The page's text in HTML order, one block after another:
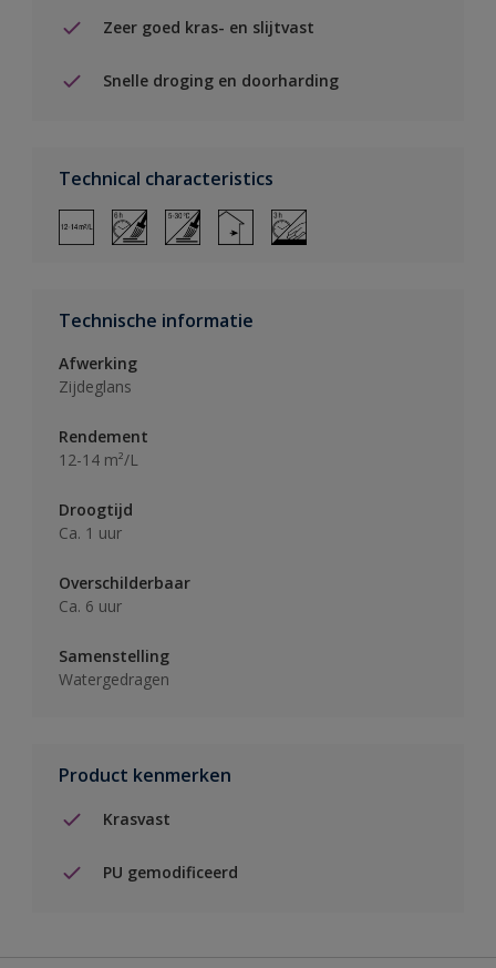
Zeer goed kras- en slijtvast
Snelle droging en doorharding
Technical characteristics
Technische informatie
Afwerking
Zijdeglans
Rendement
12-14 m²/L
Droogtijd
Ca. 1 uur
Overschilderbaar
Ca. 6 uur
Samenstelling
Watergedragen
Product kenmerken
Krasvast
PU gemodificeerd